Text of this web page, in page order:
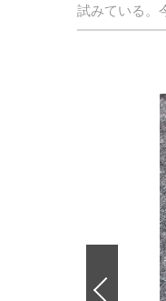
試みている。